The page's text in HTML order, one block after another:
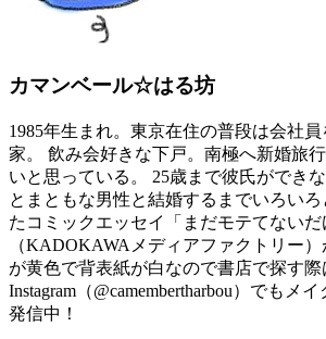
カマンベール☆はる坊
1985年生まれ。東京在住の普段は会社
家。 飲み会好きな下戸。南極へ新婚旅
いと思っている。 25歳まで彼氏ができ
とまともな男性と結婚するまでいろい
たコミックエッセイ「まだモテてないだ
（KADOKAWAメディアファクトリー
が黄色で背表紙が白なので書店で探す際
Instagram（@camembertharbou）でもメ
発信中！